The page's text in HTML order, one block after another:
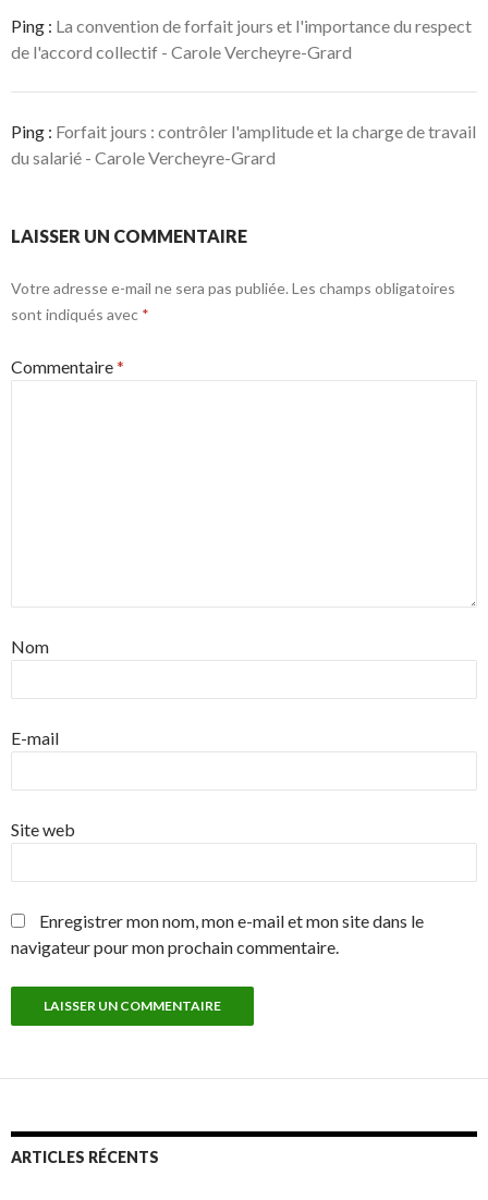
Ping : La convention de forfait jours et l'importance du respect
de l'accord collectif - Carole Vercheyre-Grard
Ping : Forfait jours : contrôler l'amplitude et la charge de travail
du salarié - Carole Vercheyre-Grard
LAISSER UN COMMENTAIRE
Votre adresse e-mail ne sera pas publiée. Les champs obligatoires
sont indiqués avec *
Commentaire*
Nom
E-mail
Site web
Enregistrer mon nom, mon e-mail et mon site dans le
navigateur pour mon prochain commentaire.
ARTICLES RÉCENTS